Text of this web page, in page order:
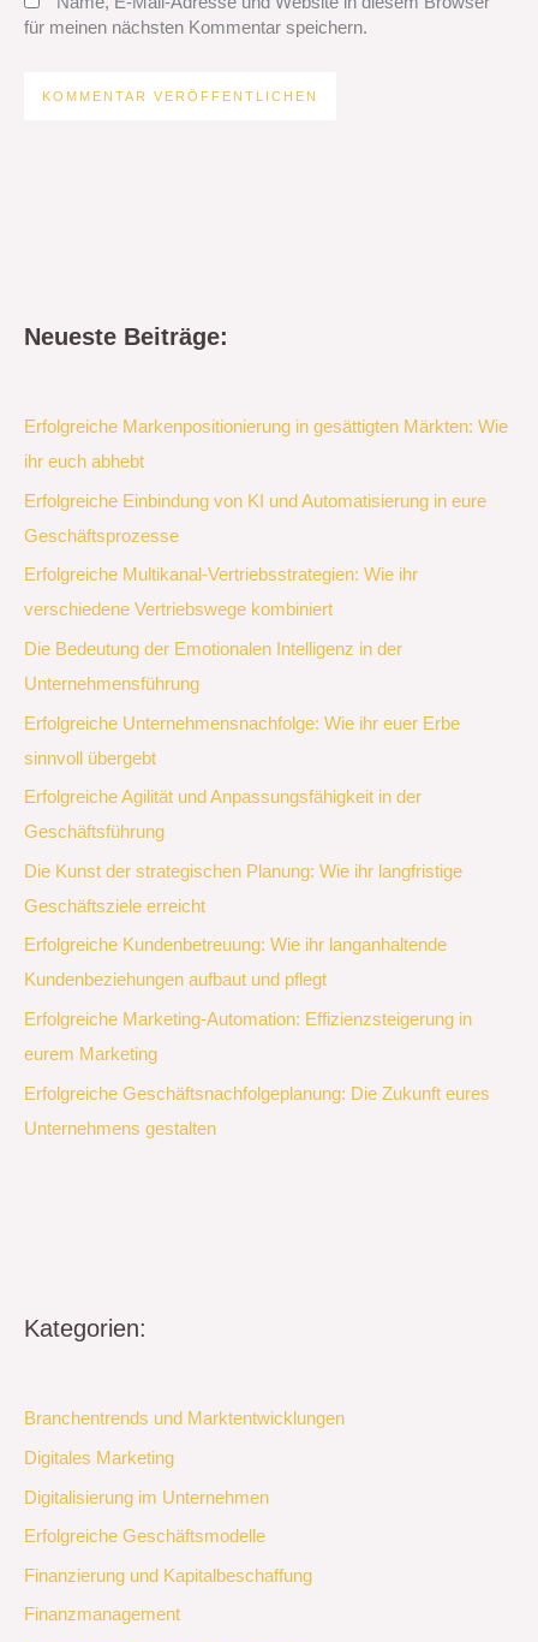
für meinen nächsten Kommentar speichern.
Neueste Beiträge:
Erfolgreiche Markenpositionierung in gesättigten Märkten: Wie
ihr euch abhebt
Erfolgreiche Einbindung von KI und Automatisierung in eure
Geschäftsprozesse
Erfolgreiche Multikanal-Vertriebsstrategien: Wie ihr
verschiedene Vertriebswege kombiniert
Die Bedeutung der Emotionalen Intelligenz in der
Unternehmensführung
Erfolgreiche Unternehmensnachfolge: Wie ihr euer Erbe
sinnvoll übergebt
Erfolgreiche Agilität und Anpassungsfähigkeit in der
Geschäftsführung
Die Kunst der strategischen Planung: Wie ihr langfristige
Geschäftsziele erreicht
Erfolgreiche Kundenbetreuung: Wie ihr langanhaltende
Kundenbeziehungen aufbaut und pflegt
Erfolgreiche Marketing-Automation: Effizienzsteigerung in
eurem Marketing
Erfolgreiche Geschäftsnachfolgeplanung: Die Zukunft eures
Unternehmens gestalten
Kategorien:
Branchentrends und Marktentwicklungen
Digitales Marketing
Digitalisierung im Unternehmen
Erfolgreiche Geschäftsmodelle
Finanzierung und Kapitalbeschaffung
Finanzmanagement